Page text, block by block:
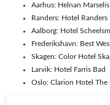
Aarhus: Helnan
Randers: Hotel Randers
Aalborg: Hotel
Frederikshavn: Best
Skagen: Color Hotel
Larvik: Hotel Farris Bad
Oslo: Clarion Hotel The